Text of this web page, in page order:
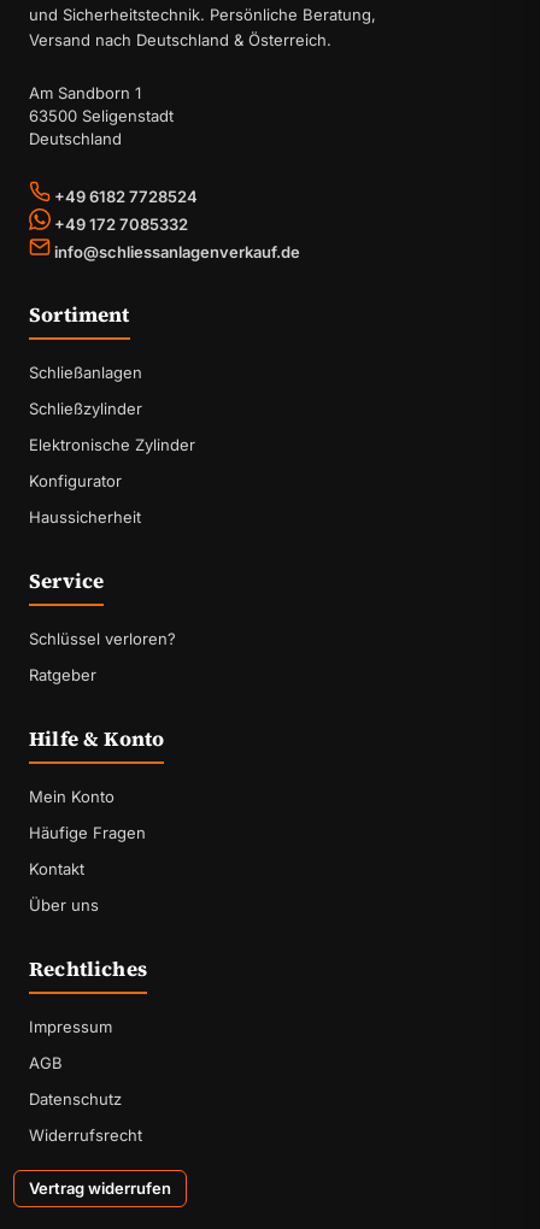
und Sicherheitstechnik. Persönliche Beratung,
Versand nach Deutschland & Österreich.
Am Sandborn 1
63500 Seligenstadt
Deutschland
+49 6182 7728524
+49 172 7085332
info@schliessanlagenverkauf.de
Sortiment
Schließanlagen
Schließzylinder
Elektronische Zylinder
Konfigurator
Haussicherheit
Service
Schlüssel verloren?
Ratgeber
Hilfe & Konto
Mein Konto
Häufige Fragen
Kontakt
Über uns
Rechtliches
Impressum
AGB
Datenschutz
Widerrufsrecht
Vertrag widerrufen